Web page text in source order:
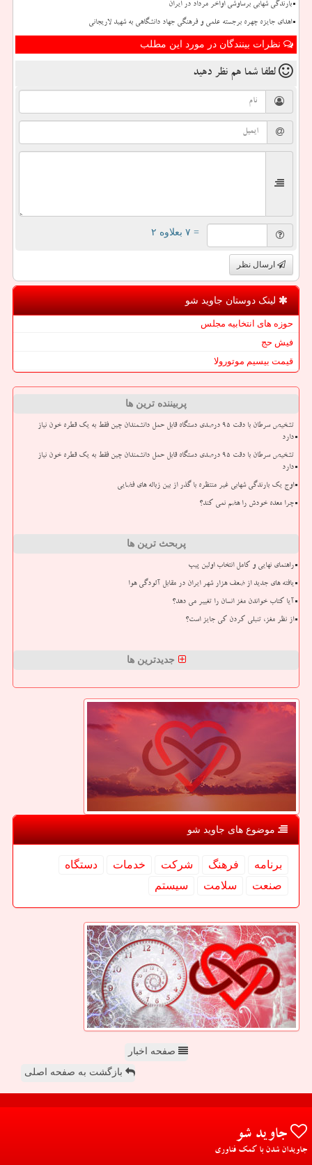
بارندگی شهابی برساوشی اواخر مرداد در ایران
اهدای جایزه چهره برجسته علمی و فرهنگی جهاد دانشگاهی به شهید لاریجانی
نظرات بینندگان در مورد این مطلب
لطفا شما هم نظر دهید
= ۷ بعلاوه ۲
ارسال نظر
لینک دوستان جاوید شو
حوزه های انتخابیه مجلس
فیش حج
قیمت بیسیم موتورولا
پربیننده ترین ها
تشخیص سرطان با دقت ۹۵ درصدی دستگاه قابل حمل دانشمندان چین فقط به یک قطره خون نیاز
دارد
تشخیص سرطان با دقت ۹۵ درصدی دستگاه قابل حمل دانشمندان چین فقط به یک قطره خون نیاز
دارد
اوج یک بارندگی شهابی غیر منتظره با گذر از بین زباله های فضایی
چرا معده خودش را هضم نمی کند؟
پربحث ترین ها
راهنمای نهایی و کامل انتخاب اولین پیپ
یافته های جدید از ضعف هزار شهر ایران در مقابل آلودگی هوا
آیا کتاب خواندن مغز انسان را تغییر می دهد؟
از نظر مغز، تنبلی کردن کی جایز است؟
جدیدترین ها
موضوع های جاوید شو
برنامه فرهنگ شركت خدمات
دستگاه
صنعت
سلامت سیستم
صفحه اخبار
بازگشت به صفحه اصلی
جاوید شو
جاویدان شدن با کمک فناوری